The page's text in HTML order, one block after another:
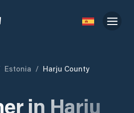
Estonia / Harju County
in Harju